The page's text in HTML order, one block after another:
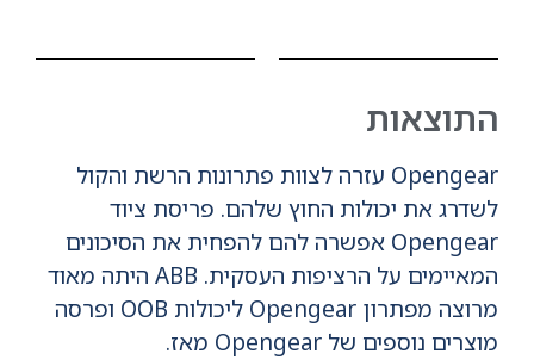
התוצאות
Opengear עזרה לצוות פתרונות הרשת והקול
לשדרג את יכולות החוץ שלהם. פריסת ציוד
Opengear אפשרה להם להפחית את הסיכונים
המאיימים על הרציפות העסקית. ABB היתה מאוד
מרוצה מפתרון Opengear ליכולות OOB ופרסה
מוצרים נוספים של Opengear מאז.